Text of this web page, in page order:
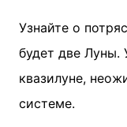
Узнайте о
будет две Луны.
квазилуне,
системе.